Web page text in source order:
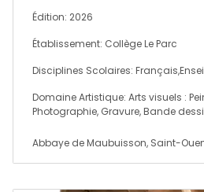
Édition: 2026
Établissement: Collège Le Parc
Disciplines Scolaires:
Domaine Artistique: Arts visuels :
Photographie, Gravure, Bande
Abbaye de Maubuisson, Saint-